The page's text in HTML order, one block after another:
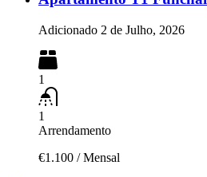
Adicionado 2 de Julho, 2026
1
1
Arrendamento
€1.100 / Mensal